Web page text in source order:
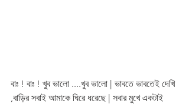
বাঃ ! বাঃ ! খুব ভালো ....খুব ভালো | ভাবতে ভাবতেই দেখি
,বাড়ির সবাই আমাকে ঘিরে ধরেছে | সবার মুখে একটাই